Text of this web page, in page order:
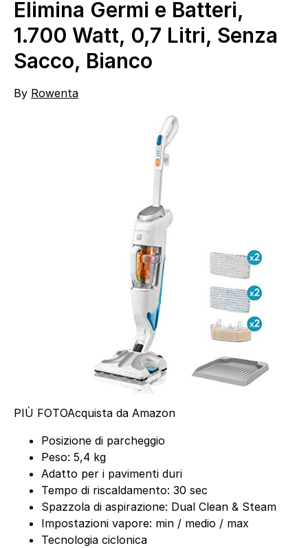
Elimina Germi e Batteri,
1.700 Watt, 0,7 Litri, Senza
Sacco, Bianco
By Rowenta
PIÙ FOTOAcquista da Amazon
Posizione di parcheggio
Peso: 5,4 kg
Adatto per i pavimenti duri
Tempo di riscaldamento: 30 sec
Spazzola di aspirazione: Dual Clean & Steam
Impostazioni vapore: min / medio / max
Tecnologia ciclonica